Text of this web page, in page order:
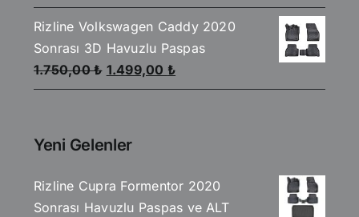
fiyat:
1.750,00 ₺.
andaki
fiyat:
1.499,00 ₺.
Rizline Volkswagen Caddy 2020
Sonrası 3D Havuzlu Paspas
1.750,00₺ Orijinal
fiyat:
1.499,00 ₺Şu
andaki
Yeni Gelenler
Rizline Cupra Formentor 2020
Sonrası Havuzlu Paspas ve ALT